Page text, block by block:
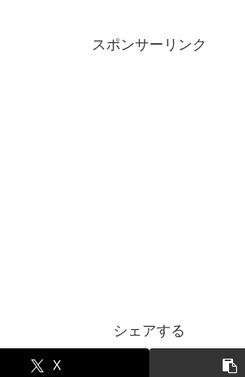
スポンサーリンク
シェアする
X